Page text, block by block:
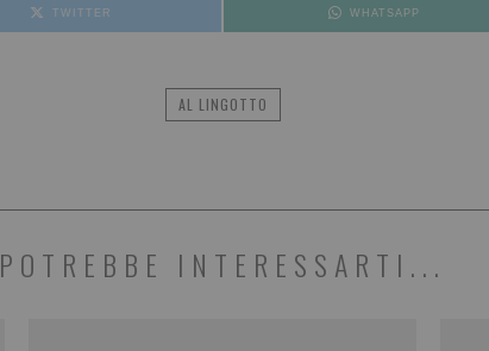
TWITTER WHATSAPP
AL LINGOTTO
POTREBBE INTERESSARTI...